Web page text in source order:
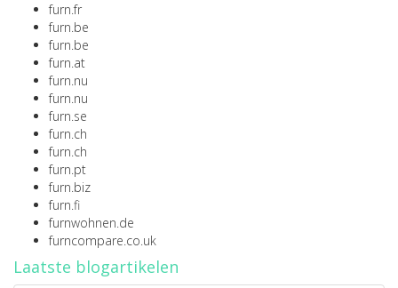
furn.fr
furn.be
furn.be
furn.at
furn.nu
furn.nu
furn.se
furn.ch
furn.ch
furn.pt
furn.biz
furn.fi
furnwohnen.de
furncompare.co.uk
Laatste blogartikelen